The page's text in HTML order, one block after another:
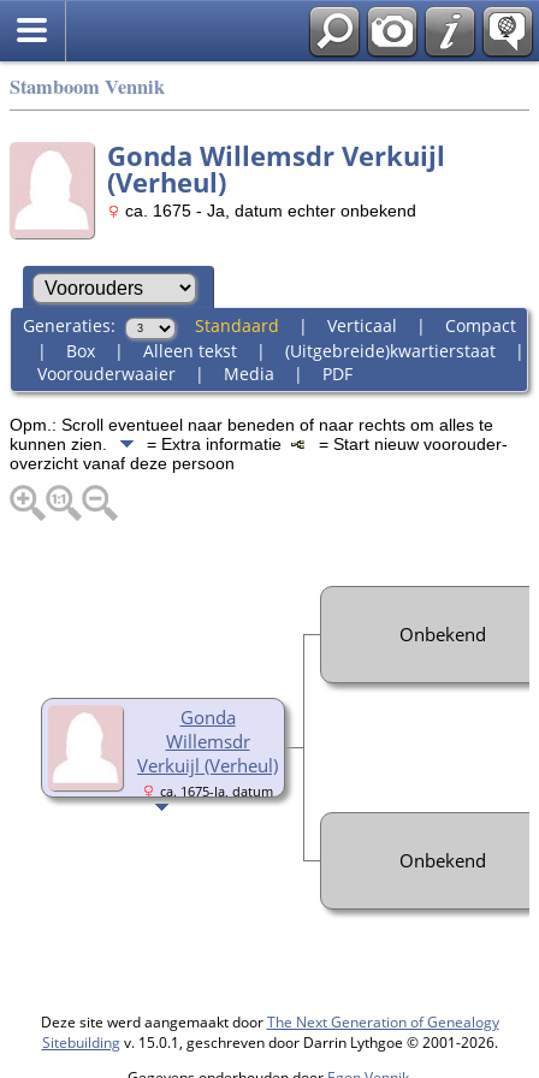
Stamboom Vennik
Gonda Willemsdr Verkuijl
(Verheul)
ca. 1675 - Ja, datum echter onbekend
Generaties: Standaard | Verticaal | Compact
| Box| Alleen tekst| (Uitgebreide)kwartierstaat|
Voorouderwaaier| Media | PDF
Opm.: Scroll eventueel naar beneden of naar rechts om alles te
kunnen zien.
= Extra informatie
= Start nieuw voorouder-
overzicht vanaf deze persoon
Gonda
Willemsdr
Verkuijl (Verheul)
ca. 1675-Ja, datum
echter onbekend
Onbekend
Onbekend
Deze site werd aangemaakt doorThe Next Generation of Genealogy
Sitebuildingv. 15.0.1, geschreven door Darrin Lythgoe © 2001-2026.